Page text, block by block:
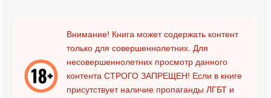
Внимание! Книга может содержать контент
только для совершеннолетних. Для
несовершеннолетних просмотр данного
контента СТРОГО ЗАПРЕЩЕН! Если в книге
присутствует наличие пропаганды ЛГБТ и